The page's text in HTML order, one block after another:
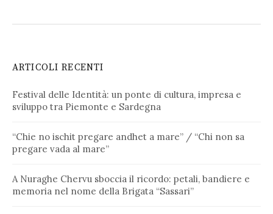
ARTICOLI RECENTI
Festival delle Identità: un ponte di cultura, impresa e
sviluppo tra Piemonte e Sardegna
“Chie no ischit pregare andhet a mare” / “Chi non sa
pregare vada al mare”
A Nuraghe Chervu sboccia il ricordo: petali, bandiere e
memoria nel nome della Brigata “Sassari”